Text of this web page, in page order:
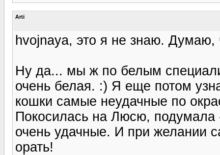
Arti
hvojnaya, это я не знаю. Думаю,
Ну да... мы ж по белым
очень белая. :) Я еще потом
кошки самые неудачные по
Покосилась на Люсю, подумала
очень удачные. И при желании
орать!